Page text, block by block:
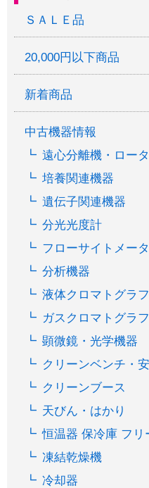
ＳＡＬＥ品
20,000円以下商品
新着商品
中古機器情報
遠心分離機・ロー
培養関連機器
遺伝子関連機器
分光光度計
フローサイトメー
分析機器
液体クロマトグラ
ガスクロマトグラ
顕微鏡・光学機器
クリーンベンチ・
クリーンブース
天びん・はかり
恒温器 保冷庫 フリ
凍結乾燥機
冷却器